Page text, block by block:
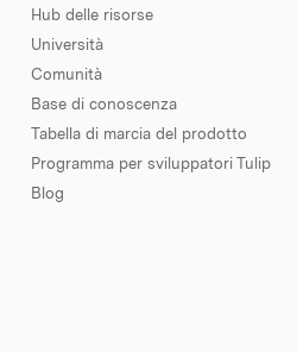
Hub delle risorse
Università
Comunità
Base di conoscenza
Tabella di marcia del prodotto
Programma per sviluppatori Tulip
Blog